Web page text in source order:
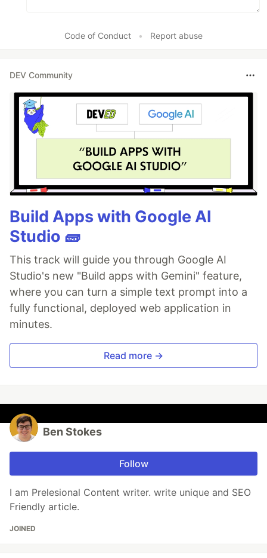
Code of Conduct • Report abuse
DEV Community
Build Apps with Google AI
Studio 🧱
This track will guide you through Google AI
Studio's new "Build apps with Gemini" feature,
where you can turn a simple text prompt into a
fully functional, deployed web application in
minutes.
Read more →
Ben Stokes
Follow
I am Prelesional Content writer. write unique and SEO
Friendly article.
JOINED